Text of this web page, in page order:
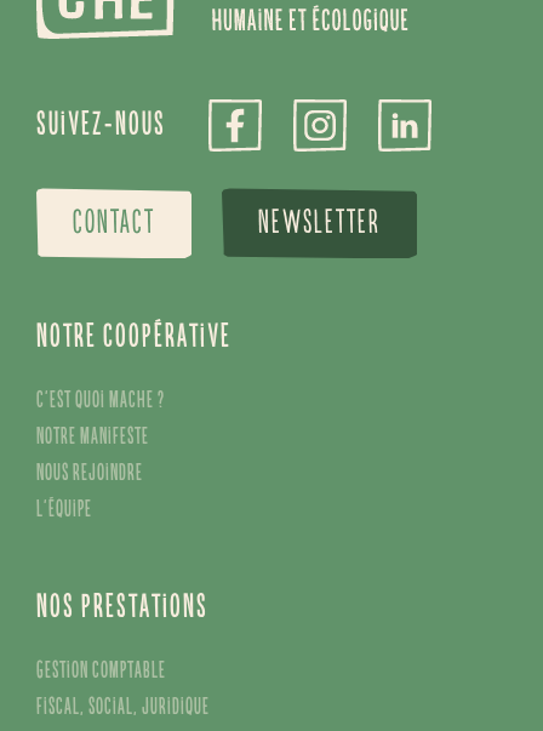
Suivez-nous
CONTACT NEWSLETTER
Notre coopérative
C’est quoi Mache ?
Notre manifeste
Nous rejoindre
L’équipe
Nos prestations
Gestion comptable
Fiscal, social, juridique